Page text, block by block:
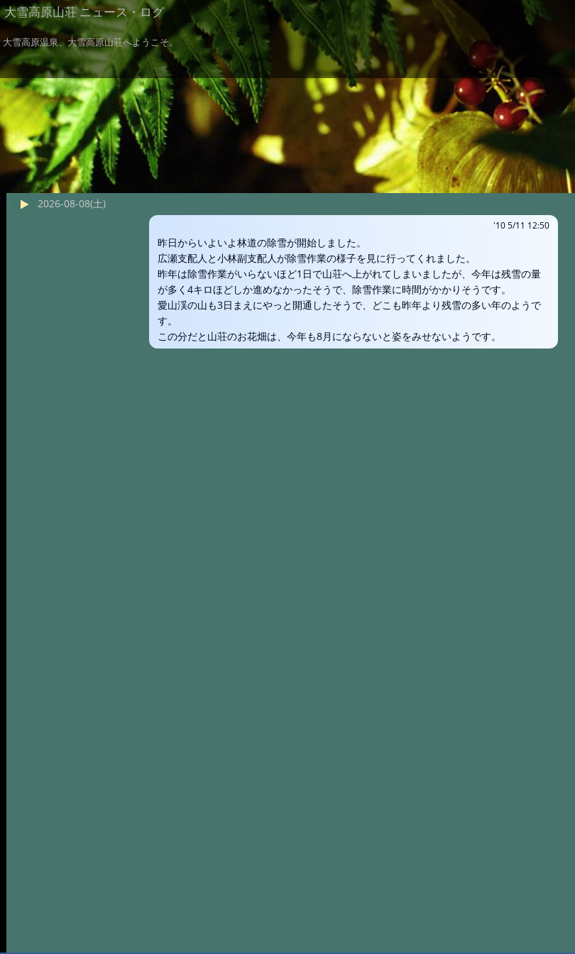
大雪高原山荘 ニュース・ログ
大雪高原温泉、大雪高原山荘へようこそ。
2026-08-08(土)
'10 5/11 12:50
昨日からいよいよ林道の除雪が開始しました。
広瀬支配人と小林副支配人が除雪作業の様子を見に行ってくれました。
昨年は除雪作業がいらないほど1日で山荘へ上がれてしまいましたが、今年は残雪の量
が多く4キロほどしか進めなかったそうで、除雪作業に時間がかかりそうです。
愛山渓の山も3日まえにやっと開通したそうで、どこも昨年より残雪の多い年のようで
す。
この分だと山荘のお花畑は、今年も8月にならないと姿をみせないようです。